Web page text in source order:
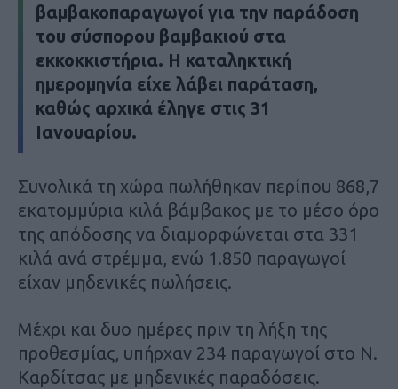
βαμβακοπαραγωγοί για την παράδοση
του σύσπορου βαμβακιού στα
εκκοκκιστήρια. Η καταληκτική
ημερομηνία είχε λάβει παράταση,
καθώς αρχικά έληγε στις 31
Ιανουαρίου.
Συνολικά τη χώρα πωλήθηκαν περίπου 868,7
εκατομμύρια κιλά βάμβακος με το μέσο όρο
της απόδοσης να διαμορφώνεται στα 331
κιλά ανά στρέμμα, ενώ 1.850 παραγωγοί
είχαν μηδενικές πωλήσεις.
Μέχρι και δυο ημέρες πριν τη λήξη της
προθεσμίας, υπήρχαν 234 παραγωγοί στο Ν.
Καρδίτσας με μηδενικές παραδόσεις.